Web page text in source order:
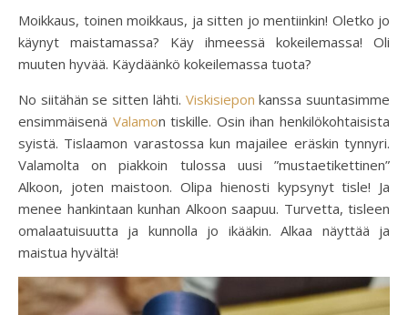
Moikkaus, toinen moikkaus, ja sitten jo mentiinkin! Oletko jo
käynyt maistamassa? Käy ihmeessä kokeilemassa! Oli
muuten hyvää. Käydäänkö kokeilemassa tuota?
No siitähän se sitten lähti. Viskisiepon kanssa suuntasimme
ensimmäisenä Valamon tiskille. Osin ihan henkilökohtaisista
syistä. Tislaamon varastossa kun majailee eräskin tynnyri.
Valamolta on piakkoin tulossa uusi ”mustaetikettinen”
Alkoon, joten maistoon. Olipa hienosti kypsynyt tisle! Ja
menee hankintaan kunhan Alkoon saapuu. Turvetta, tisleen
omalaatuisuutta ja kunnolla jo ikääkin. Alkaa näyttää ja
maistua hyvältä!